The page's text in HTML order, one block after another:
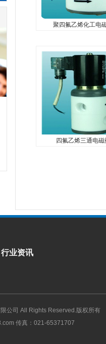
聚四氟乙烯化工电
四氟乙烯三通电磁
四氟乙烯三通电
行业资讯
公司 All Rights Reserved.版权所有
传真：021-65371707